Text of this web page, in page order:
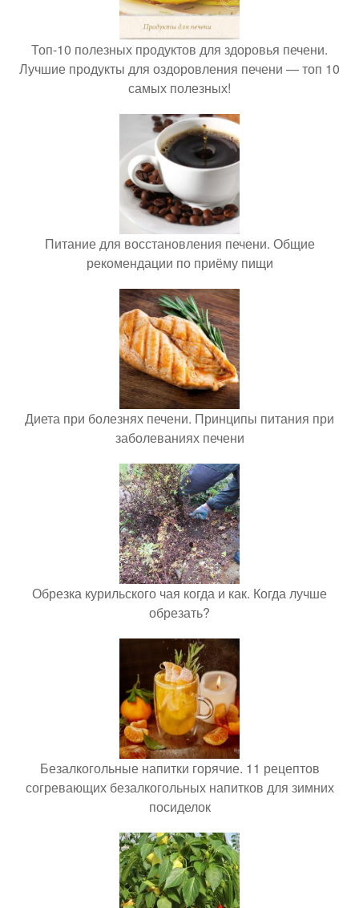
Топ-10 полезных продуктов для здоровья печени.
Лучшие продукты для оздоровления печени — топ 10
самых полезных!
Питание для восстановления печени. Общие
рекомендации по приёму пищи
Диета при болезнях печени. Принципы питания при
заболеваниях печени
Обрезка курильского чая когда и как. Когда лучше
обрезать?
Безалкогольные напитки горячие. 11 рецептов
согревающих безалкогольных напитков для зимних
посиделок